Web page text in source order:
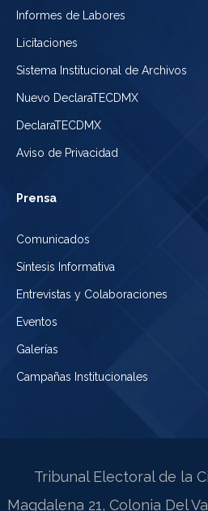
Informes de Labores
Licitaciones
Sistema Institucional de Archivos
Nuevo DeclaraTECDMX
DeclaraTECDMX
Aviso de Privacidad
Prensa
Comunicados
Síntesis Informativa
Entrevistas y Colaboraciones
Eventos
Galerías
Campañas Institucionales
Tribunal Electoral de la
Magdalena 21, Colonia Del